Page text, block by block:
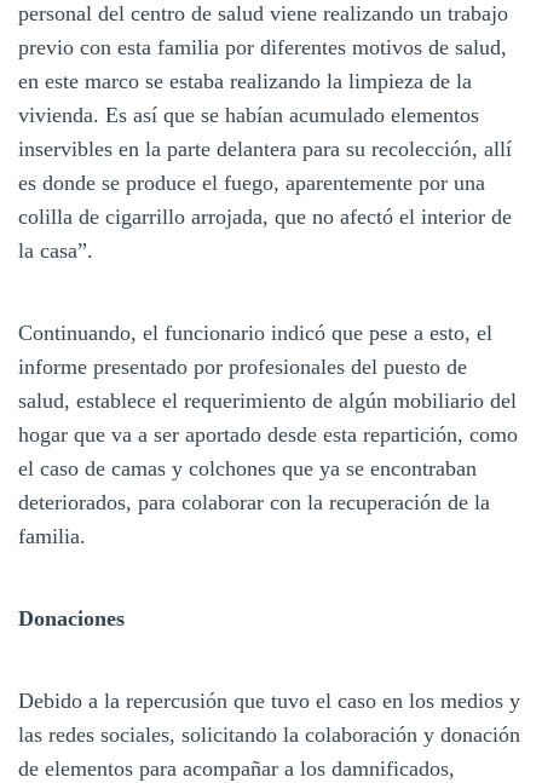
personal del centro de salud viene realizando un trabajo
previo con esta familia por diferentes motivos de salud,
en este marco se estaba realizando la limpieza de la
vivienda. Es así que se habían acumulado elementos
inservibles en la parte delantera para su recolección, allí
es donde se produce el fuego, aparentemente por una
colilla de cigarrillo arrojada, que no afectó el interior de
la casa”.
Continuando, el funcionario indicó que pese a esto, el
informe presentado por profesionales del puesto de
salud, establece el requerimiento de algún mobiliario del
hogar que va a ser aportado desde esta repartición, como
el caso de camas y colchones que ya se encontraban
deteriorados, para colaborar con la recuperación de la
familia.
Donaciones
Debido a la repercusión que tuvo el caso en los medios y
las redes sociales, solicitando la colaboración y donación
de elementos para acompañar a los damnificados,